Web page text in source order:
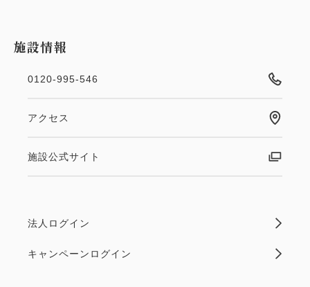
施設情報
0120-995-546
アクセス
施設公式サイト
法人ログイン
キャンペーンログイン